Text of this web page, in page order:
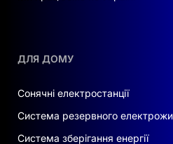
ДЛЯ ДОМУ
Сонячні електростанції
Система резервного
Система зберігання енергії